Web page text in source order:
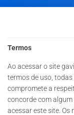
Termos
Ao acessar o site
termos de uso, todas
compromete a
concorde com
acessar este site.